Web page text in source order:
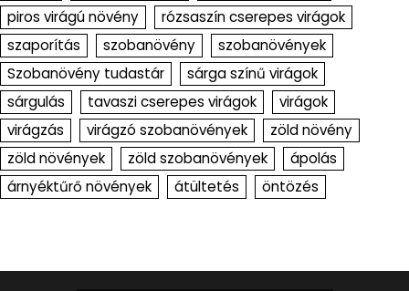
piros virágú növény
rózsaszín cserepes virágok
szaporítás
szobanövény
szobanövények
Szobanövény tudastár
sárga színű virágok
sárgulás
tavaszi cserepes virágok
virágok
virágzás
virágzó szobanövények
zöld növény
zöld növények
zöld szobanövények
ápolás
árnyéktűrő növények
átültetés öntözés